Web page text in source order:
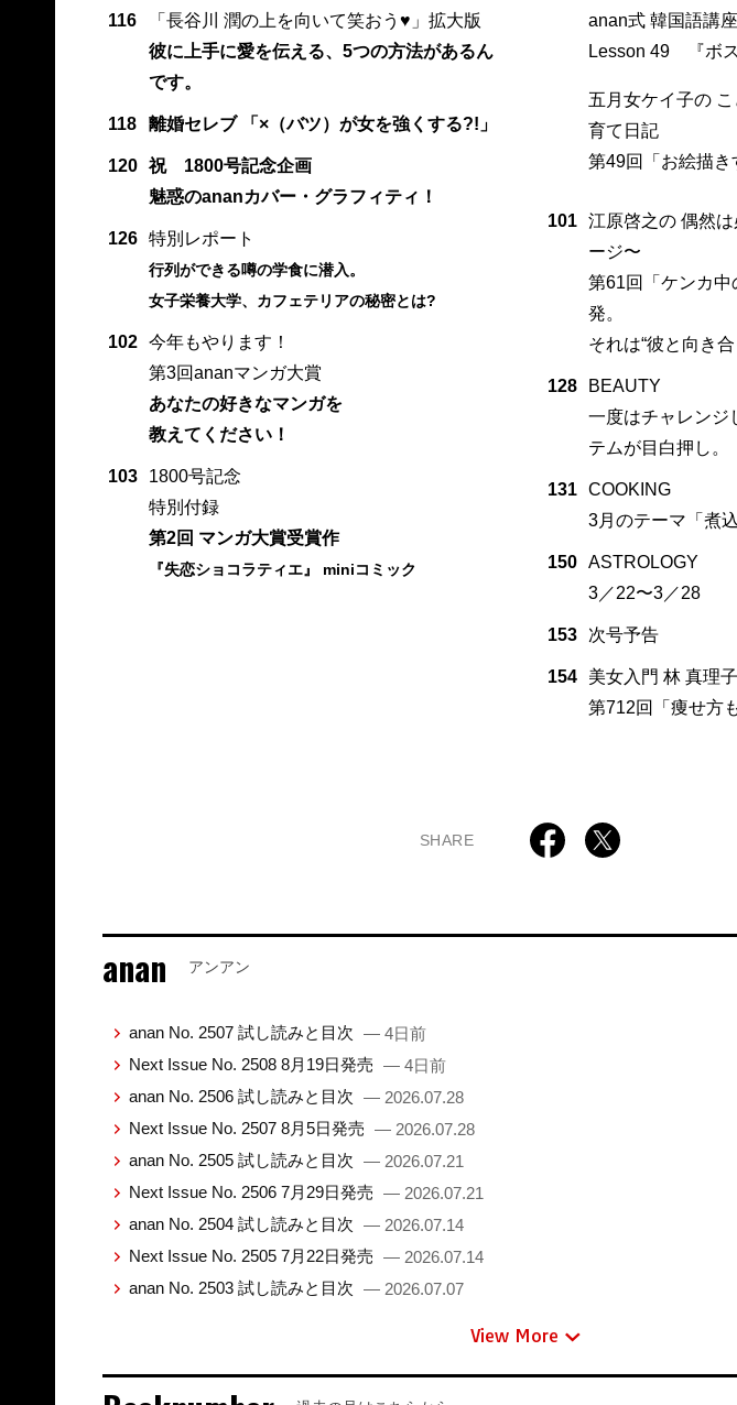
116
「長谷川 潤の上を向いて笑おう♥」拡大版
彼に上手に愛を伝える、5つの方法があるん
です。
118 離婚セレブ 「×（バツ）が女を強くする?!」
120 祝 1800号記念企画
魅惑のananカバー・グラフィティ！
126 特別レポート
行列ができる噂の学食に潜入。
女子栄養大学、カフェテリアの秘密とは?
102
今年もやります！
第3回ananマンガ大賞
あなたの好きなマンガを
教えてください！
103
1800号記念
特別付録
第2回 マンガ大賞受賞作
『失恋ショコラティエ』 miniコミック
anan式 韓国語講
Lesson 49 『ボ
五月女ケイ子の
育て日記
第49回「お絵描き
101 江原啓之の 偶然
ージ〜
第61回「ケンカ
発。
それは“彼と向き合
128
BEAUTY
一度はチャレンジ
テムが目白押し。
131 COOKING
3月のテーマ「煮
150 ASTROLOGY
3／22〜3／28
153 次号予告
154
美女入門 林 真理子
第712回「痩せ方
SHARE
anan アンアン
anan No. 2507 試し読みと目次 — 4日前
Next Issue No. 2508 8月19日発売 — 4日前
anan No. 2506 試し読みと目次 — 2026.07.28
Next Issue No. 2507 8月5日発売 — 2026.07.28
anan No. 2505 試し読みと目次 — 2026.07.21
Next Issue No. 2506 7月29日発売 — 2026.07.21
anan No. 2504 試し読みと目次 — 2026.07.14
Next Issue No. 2505 7月22日発売 — 2026.07.14
anan No. 2503 試し読みと目次 — 2026.07.07
View More